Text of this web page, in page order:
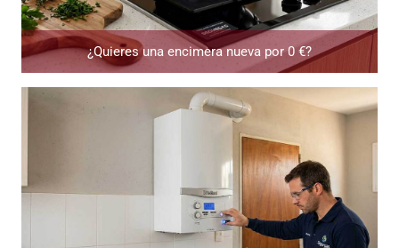
¿Quieres una encimera nueva por 0 €?